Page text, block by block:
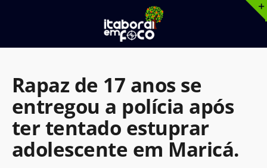
o
Rapaz de 17 anos se
entregou a polícia após
ter tentado estuprar
adolescente em Maricá.